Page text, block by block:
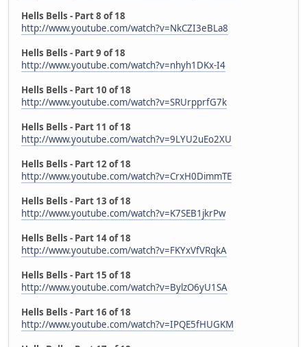
Hells Bells - Part 8 of 18
http://www.youtube.com/watch?v=NkCZI3eBLa8
Hells Bells - Part 9 of 18
http://www.youtube.com/watch?v=nhyh1DKx-I4
Hells Bells - Part 10 of 18
http://www.youtube.com/watch?v=SRUrpprfG7k
Hells Bells - Part 11 of 18
http://www.youtube.com/watch?v=9LYU2uEo2XU
Hells Bells - Part 12 of 18
http://www.youtube.com/watch?v=CrxH0DimmTE
Hells Bells - Part 13 of 18
http://www.youtube.com/watch?v=K7SEB1jkrPw
Hells Bells - Part 14 of 18
http://www.youtube.com/watch?v=FKYxVfVRqkA
Hells Bells - Part 15 of 18
http://www.youtube.com/watch?v=BylzO6yU1SA
Hells Bells - Part 16 of 18
http://www.youtube.com/watch?v=IPQE5fHUGKM